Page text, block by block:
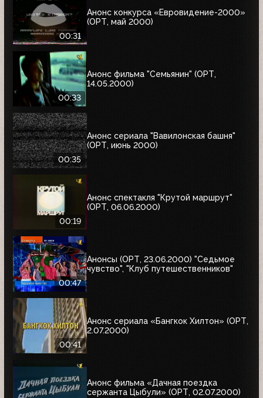
00:31
Анонс конкурса «Евровидение-2000»
(ОРТ, май 2000)
00:33
Анонс фильма "Семьянин" (ОРТ,
14.05.2000)
00:35
Анонс сериала "Вавилонская башня"
(ОРТ, июнь 2000)
00:19
Анонс спектакля "Крутой маршрут"
(ОРТ, 06.06.2000)
00:47
Анонсы (ОРТ, 23.06.2000) "Седьмое
чувство", "Клуб путешественников"
00:41
Анонс сериала «Бангкок Хилтон» (ОРТ,
2.07.2000)
Анонс фильма «Дачная поездка
сержанта Цыбули» (ОРТ, 02.07.2000)